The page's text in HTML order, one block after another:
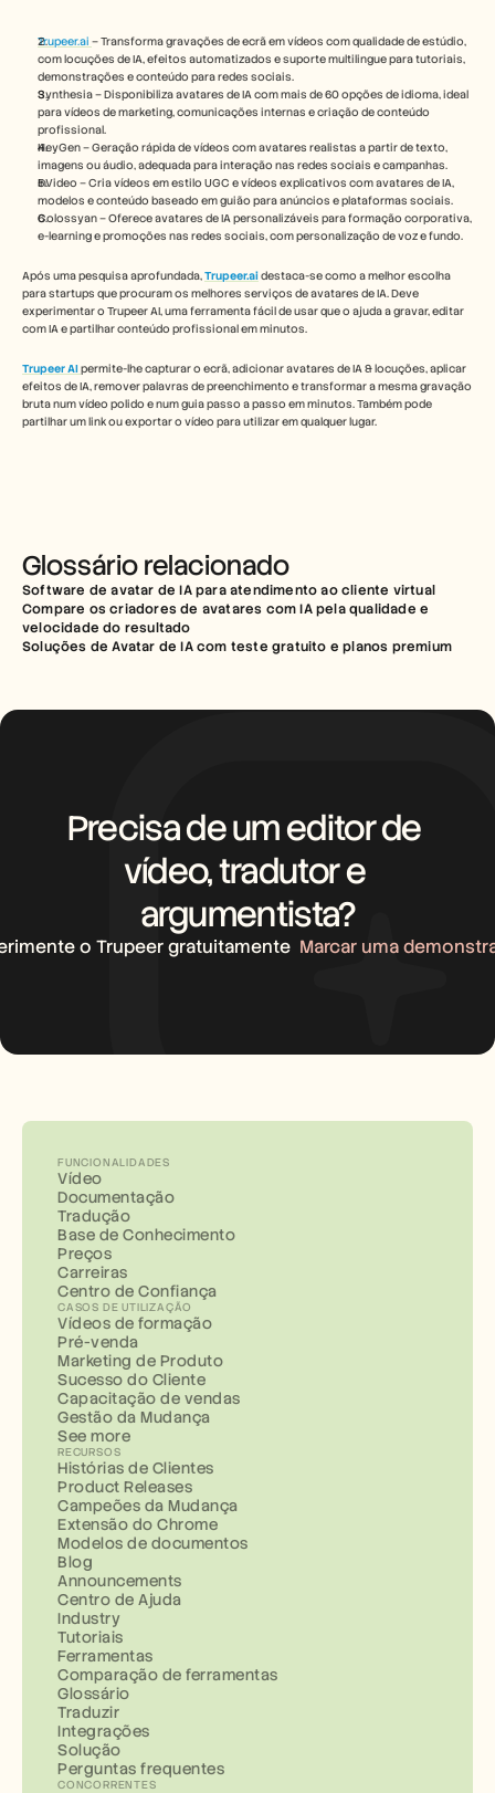
Trupeer.ai – Transforma gravações de ecrã em vídeos com qualidade de estúdio,
com locuções de IA, efeitos automatizados e suporte multilingue para tutoriais,
demonstrações e conteúdo para redes sociais.
Synthesia – Disponibiliza avatares de IA com mais de 60 opções de idioma, ideal
para vídeos de marketing, comunicações internas e criação de conteúdo
profissional.
HeyGen – Geração rápida de vídeos com avatares realistas a partir de texto,
imagens ou áudio, adequada para interação nas redes sociais e campanhas.
InVideo – Cria vídeos em estilo UGC e vídeos explicativos com avatares de IA,
modelos e conteúdo baseado em guião para anúncios e plataformas sociais.
Colossyan – Oferece avatares de IA personalizáveis para formação corporativa,
e-learning e promoções nas redes sociais, com personalização de voz e fundo.
Após uma pesquisa aprofundada, Trupeer.ai destaca-se como a melhor escolha
para startups que procuram os melhores serviços de avatares de IA. Deve
experimentar o Trupeer AI, uma ferramenta fácil de usar que o ajuda a gravar, editar
com IA e partilhar conteúdo profissional em minutos.
Trupeer AIpermite-lhe capturar o ecrã, adicionar avatares de IA & locuções, aplicar
efeitos de IA, remover palavras de preenchimento e transformar a mesma gravação
bruta num vídeo polido e num guia passo a passo em minutos. Também pode
partilhar um link ou exportar o vídeo para utilizar em qualquer lugar.
Glossário relacionado
Software de avatar de IA para atendimento ao cliente virtual
Compare os criadores de avatares com IA pela qualidade e
velocidade do resultado
Soluções de Avatar de IA com teste gratuito e planos premium
Precisa de um editor de
vídeo, tradutor e
argumentista?
o Trupeer gratuitamente Marcar uma
FUNCIONALIDADES
Vídeo
Documentação
Tradução
Base de Conhecimento
Preços
Carreiras
Centro de Confiança
CASOS DE UTILIZAÇÃO
Vídeos de formação
Pré-venda
Marketing de Produto
Sucesso do Cliente
Capacitação de vendas
Gestão da Mudança
See more
RECURSOS
Histórias de Clientes
Product Releases
Campeões da Mudança
Extensão do Chrome
Modelos de documentos
Blog
Announcements
Centro de Ajuda
Industry
Tutoriais
Ferramentas
Comparação de ferramentas
Glossário
Traduzir
Integrações
Solução
Perguntas frequentes
CONCORRENTES